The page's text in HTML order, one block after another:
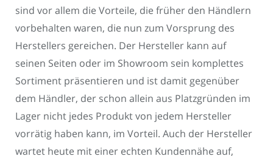
sind vor allem die Vorteile, die früher den Händlern
vorbehalten waren, die nun zum Vorsprung des
Herstellers gereichen. Der Hersteller kann auf
seinen Seiten oder im Showroom sein komplettes
Sortiment präsentieren und ist damit gegenüber
dem Händler, der schon allein aus Platzgründen im
Lager nicht jedes Produkt von jedem Hersteller
vorrätig haben kann, im Vorteil. Auch der Hersteller
wartet heute mit einer echten Kundennähe auf,